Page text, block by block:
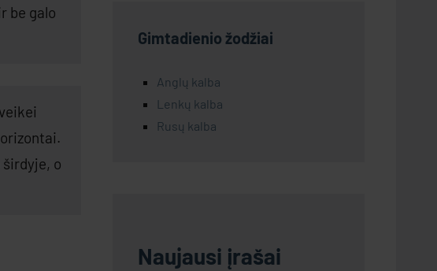
be galo
o
Gimtadienio žodžiai
Anglų kalba
Lenkų kalba
Rusų kalba
Naujausi įrašai